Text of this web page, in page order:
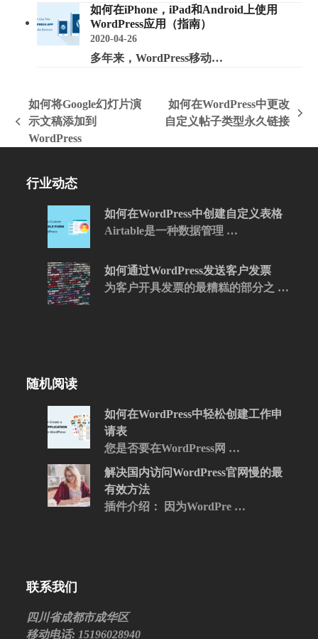
如何在iPhone，iPad和Android上使用
WordPress应用（指南）
2020-04-26
多年来，WordPress移动…
上
一
文
如何将Google幻灯片演
示文稿添加到
WordPress
下
如何在WordPress中更改
自定义帖子类型永久链接
行业动态
如何在WordPress中创建自定义表格
Airtable是一种数据管理 …
如何通过WordPress发送客户发票
为客户开具发票的最糟糕的部分之 …
随机阅读
如何在WordPress中轻松创建工作申
请表
您是否要在WordPress网 …
解决国内访问WordPress官网慢的最
有效方法
插件介绍： 因为WordPre …
联系我们
四川省成都市成华区
移动电话: 15196028940